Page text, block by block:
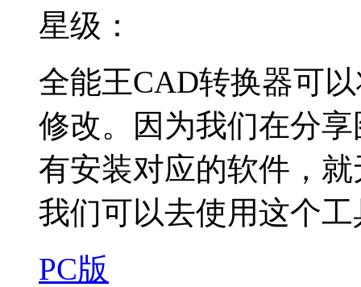
星级：
全能王CAD转换器可
修改。因为我们在分
有安装对应的软件，
我们可以去使用这个
PC版